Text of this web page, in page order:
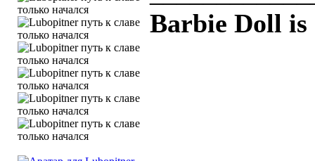
Barbie Doll is